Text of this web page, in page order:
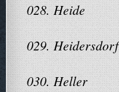
028. Heide
029. Heidersdorf
030. Heller